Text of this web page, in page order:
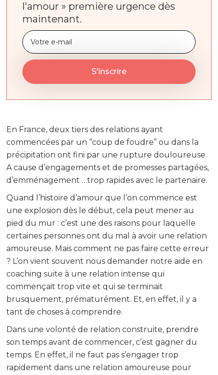
l'amour » première urgence dès
maintenant.
En France, deux tiers des relations ayant
commencées par un “coup de foudre” ou dans la
précipitation ont fini par une rupture douloureuse.
A cause d’engagements et de promesses partagées,
d’emménagement …trop rapides avec le partenaire.
Quand l’histoire d’amour que l’on commence est
une explosion dès le début, cela peut mener au
pied du mur : c’est une des raisons pour laquelle
certaines personnes ont du mal à avoir une relation
amoureuse. Mais comment ne pas faire cette erreur
? L’on vient souvent nous demander notre aide en
coaching suite à une relation intense qui
commençait trop vite et qui se terminait
brusquement, prématurément. Et, en effet, il y a
tant de choses à comprendre.
Dans une volonté de relation construite, prendre
son temps avant de commencer, c’est gagner du
temps. En effet, il ne faut pas s’engager trop
rapidement dans une relation amoureuse pour